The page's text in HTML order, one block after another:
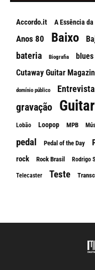
Accordo.it A Essência
Anos 80 Baixo
bateria Biografia blues
Cutaway Guitar
domínio público Entrevista
gravação
Lobão Loopop MPB
pedal Pedal of the Day
rock Rock Brasil Rodrigo
Telecaster Teste